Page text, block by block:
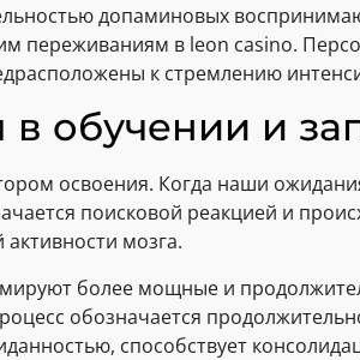
допаминовых
переживаниям в leon casino.
к стремлению
в обучении и
освоения. Когда наши
поисковой реакцией и
мозга.
более мощные и
обозначается
способствует